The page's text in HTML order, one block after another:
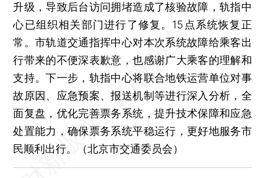
升级，导致后台访问拥堵造成了核验故障，轨指中
心已组织相关部门进行了修复。15点系统恢复正
常。市轨道交通指挥中心对本次系统故障给乘客出
行带来的不便深表歉意，也感谢广大乘客的理解和
支持。下一步，轨指中心将联合地铁运营单位对事
故原因、应急预案、报送机制等进行深入分析，全
面复盘，优化完善票务系统，提升技术保障和应急
处置能力，确保票务系统平稳运行，更好地服务市
民顺利出行。（北京市交通委员会）